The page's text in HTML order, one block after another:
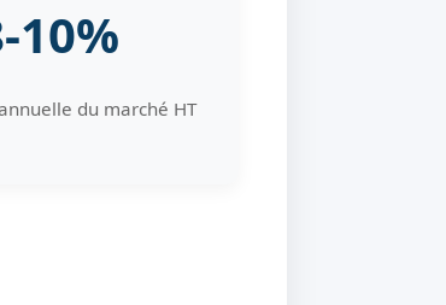
10%
du marché HT